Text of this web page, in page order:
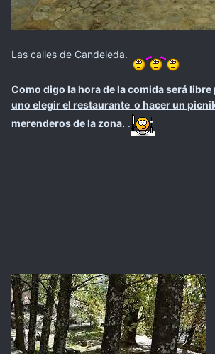
Las calles de Candeleda.
Como digo la hora de la comida será
uno elegir el restaurante o hacer un
merenderos de la zona. .